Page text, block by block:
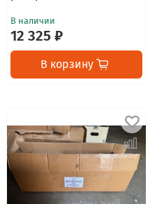
В наличии
12 325 ₽
В корзину